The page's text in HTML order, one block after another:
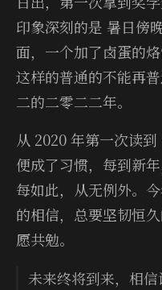
印象深刻的是 暑日傍
面，一个加了卤蛋的
这样的普通的不能再
二的二零二二年。
从 2020 年第一次读到
便成了习惯，每到新
每如此，从无例外。
的相信，总要坚韧恒
愿共勉。
未来终将到来，相